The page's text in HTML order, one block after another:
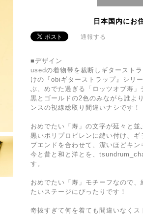
日本国内にお
通報する
■デザイン
usedの着物帯を裁断しギタースト
けの『obiギターストラップ』シリ
ぶ、めでた過ぎる「ロッツオブ寿」
黒とゴールドの2色のみながら誰よ
ンスの視線総取り間違いナシです！
おめでたい「寿」の文字が延々と
黒いポリプロピレンに縫い付け、
プエンドを合わせて、潔いほどキン
今と昔と和と洋とを、
す。
おめでたい「寿」モチーフなので
たいステージにぴったりです！
奇抜すぎて何を着ても間違いなく